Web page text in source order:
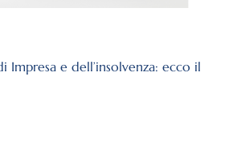
Impresa e dell’insolvenza: ecco il